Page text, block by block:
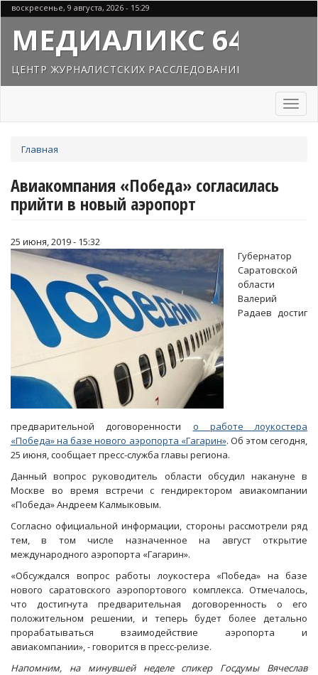
Перейти
к
основному
содержанию
воскресенье, 9 августа, 2026 - 15:29
МЕДИАЛИКС 64
ЦЕНТР ЖУРНАЛИСТСКИХ РАССЛЕДОВАНИЙ
Toggle
здесь
Главная
Авиакомпания «Победа» согласилась
прийти в новый аэропорт
25 июня, 2019 - 15:32
Губернатор
Саратовской
области
Валерий
Радаев достиг
предварительной договоренности о работе лоукостера
«Победа» на базе нового аэропорта «Гагарин». Об этом сегодня,
25 июня, сообщает пресс-служба главы региона.
Данный вопрос руководитель области обсудил накануне в
Москве во время встречи с гендиректором авиакомпании
«Победа» Андреем Калмыковым.
Согласно официальной информации, стороны рассмотрели ряд
тем, в том числе назначенное на август открытие
международного аэропорта «Гагарин».
«Обсуждался вопрос работы лоукостера «Победа» на базе
нового саратовского аэропортового комплекса. Отмечалось,
что достигнута предварительная договоренность о его
положительном решении, и теперь будет более детально
прорабатываться взаимодействие аэропорта и
авиакомпании», - говорится в пресс-релизе.
Напомним, на минувшей неделе спикер Госдумы Вячеслав